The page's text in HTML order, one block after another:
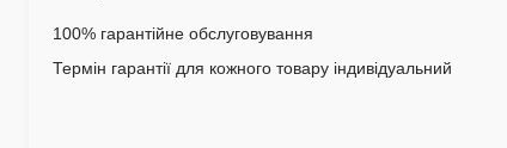
100% гарантійне обслуговування
Термін гарантії для кожного товару індивідуальний